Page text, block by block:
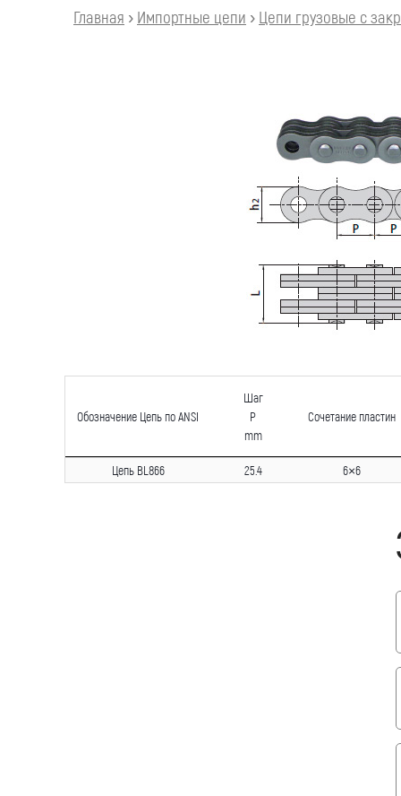
Главная › Импортные цепи › Цепи грузовые с
Обозначение Цепь по ANSI
Шаг
P
mm
Сочетание пластин
Цепь BL866 25.4 6×6